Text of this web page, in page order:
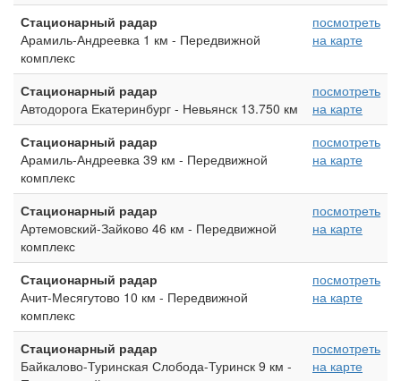
Стационарный радар
Арамиль-Андреевка 1 км - Передвижной
комплекс
посмотреть
на карте
Стационарный радар
Автодорога Екатеринбург - Невьянск 13.750 км
посмотреть
на карте
Стационарный радар
Арамиль-Андреевка 39 км - Передвижной
комплекс
посмотреть
на карте
Стационарный радар
Артемовский-Зайково 46 км - Передвижной
комплекс
посмотреть
на карте
Стационарный радар
Ачит-Месягутово 10 км - Передвижной
комплекс
посмотреть
на карте
Стационарный радар
Байкалово-Туринская Слобода-Туринск 9 км -
посмотреть
на карте